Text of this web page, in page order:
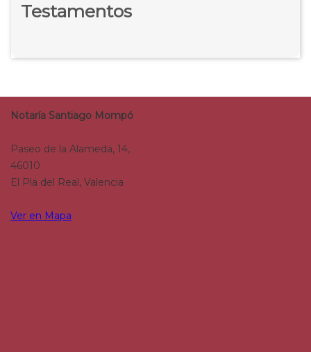
Testamentos
Notaría Santiago Mompó
Paseo de la Alameda, 14,
46010
El Pla del Real, Valencia
Ver en Mapa